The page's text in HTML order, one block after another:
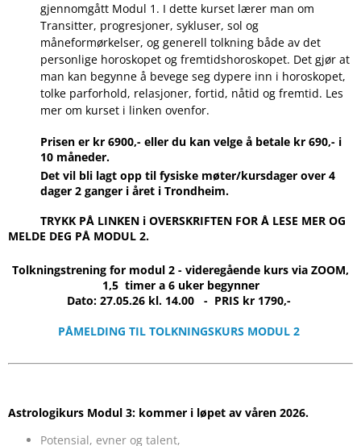
gjennomgått Modul 1. I dette kurset lærer man om
Transitter, progresjoner, sykluser, sol og
måneformørkelser, og generell tolkning både av det
personlige horoskopet og fremtidshoroskopet. Det gjør at
man kan begynne å bevege seg dypere inn i horoskopet,
tolke parforhold, relasjoner, fortid, nåtid og fremtid. Les
mer om kurset i linken ovenfor.
Prisen er kr 6900,- eller du kan velge å betale kr 690,- i
10 måneder.
Det vil bli lagt opp til fysiske møter/kursdager over 4
dager 2 ganger i året i Trondheim.
TRYKK PÅ LINKEN i OVERSKRIFTEN FOR Å LESE MER OG
MELDE DEG PÅ MODUL 2.
Tolkningstrening for modul 2 - videregående kurs via ZOOM,
1,5 timer a 6 uker begynner
Dato: 27.05.26 kl. 14.00 - PRIS kr 1790,-
PÅMELDING TIL TOLKNINGSKURS MODUL 2
Astrologikurs Modul 3: kommer i løpet av våren 2026.
Potensial, evner og talent,